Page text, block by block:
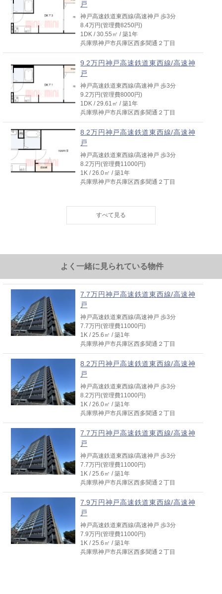
戸
神戸高速鉄道東西線/高速神戸 歩3分
8.4万円(管理費8250円)
1DK / 30.55㎡ / 築1年
兵庫県神戸市兵庫区西多聞通２丁目
9.2万円神戸高速鉄道東西線/高速神
戸
神戸高速鉄道東西線/高速神戸 歩3分
9.2万円(管理費8000円)
1DK / 29.61㎡ / 築1年
兵庫県神戸市兵庫区西多聞通２丁目
8.2万円神戸高速鉄道東西線/高速神
戸
神戸高速鉄道東西線/高速神戸 歩3分
8.2万円(管理費11000円)
1K / 26.0㎡ / 築1年
兵庫県神戸市兵庫区西多聞通２丁目
神戸高速鉄道東西線/高速神戸 歩3分
8.2万円神戸高速鉄道東西線/高速神
戸
神戸高速鉄道東西線/高速神戸 歩3分
8.2万円(管理費11000円)
兵庫県神戸市兵庫区西多聞通２丁目
8.2万円神戸高速鉄道東西線/高速神
神戸高速鉄道東西線/高速神戸 歩3分
8.2万円(管理費11000円)
兵庫県神戸市兵庫区西多聞通２丁目
8.2万円神戸高速鉄道東西線/高速神
神戸高速鉄道東西線/高速神戸 歩3分
8.2万円(管理費11000円)
兵庫県神戸市兵庫区西多聞通２丁目
7.4万円神戸高速鉄道東西線/高速神
神戸高速鉄道東西線/高速神戸 歩3分
7.4万円(管理費6610円)
兵庫県神戸市兵庫区西多聞通２丁目
7.8万円神戸高速鉄道東西線/高速神
よく一緒に見られている物件
7.7万円神戸高速鉄道東西線/高速神
戸
神戸高速鉄道東西線/高速神戸 歩3分
7.7万円(管理費11000円)
1K / 25.6㎡ / 築1年
兵庫県神戸市兵庫区西多聞通２丁目
8.2万円神戸高速鉄道東西線/高速神
戸
神戸高速鉄道東西線/高速神戸 歩3分
8.2万円(管理費11000円)
1K / 26.0㎡ / 築1年
兵庫県神戸市兵庫区西多聞通２丁目
7.7万円神戸高速鉄道東西線/高速神
戸
神戸高速鉄道東西線/高速神戸 歩3分
7.7万円(管理費11000円)
1K / 25.6㎡ / 築1年
兵庫県神戸市兵庫区西多聞通２丁目
7.9万円神戸高速鉄道東西線/高速神
戸
神戸高速鉄道東西線/高速神戸 歩3分
7.9万円(管理費11000円)
1K / 25.6㎡ / 築1年
兵庫県神戸市兵庫区西多聞通２丁目